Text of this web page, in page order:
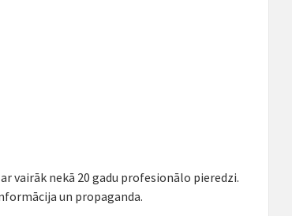
vairāk nekā 20 gadu profesionālo pieredzi.
un propaganda.